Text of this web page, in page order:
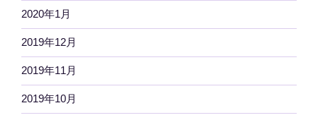
2020年1月
2019年12月
2019年11月
2019年10月